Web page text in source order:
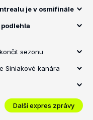
je v osmifinále
sezonu
Siniakové kanára
Další expres zprávy